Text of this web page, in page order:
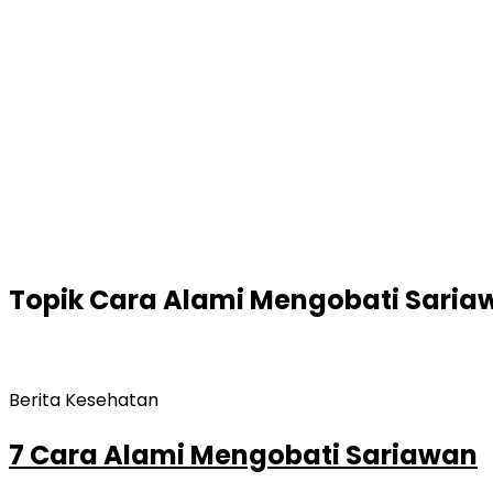
TopikCara Alami Mengobati
Berita Kesehatan
7 Cara Alami Mengobati Sariawan